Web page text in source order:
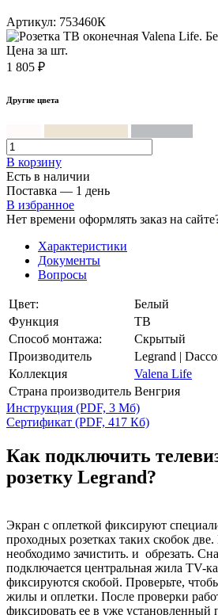
Артикул: 753460К
Цена за шт.
1 805 ₽
Другие цвета
В корзинy
Есть в наличии
Поставка — 1 день
В избранное
Нет времени оформлять заказ на
Характеристики
Документы
Вопросы
Цвет:
Белый
Функция
ТВ
Способ монтажа:
Скрытый
Производитель
Legrand |
Коллекция
Valena Life
Страна производитель Венгрия
Инструкция (PDF, 3 Мб)
Сертификат (PDF, 417 Кб)
Как подключить
розетку Legrand?
Экран с оплеткой фиксируют
проходных розетках таких скобок две.
необходимо зачистить. и обрезать.
подключается центральная жила TV-
фиксируются скобой. Проверьте,
жилы и оплетки. После проверки
фиксировать ее в уже установленный